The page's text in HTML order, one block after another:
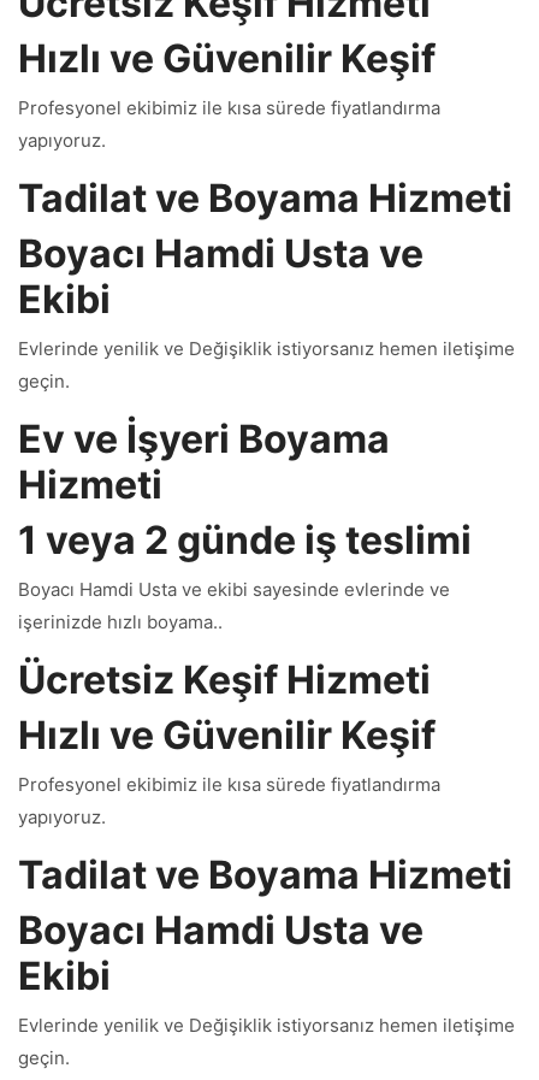
Hızlı ve Güvenilir Keşif
Profesyonel ekibimiz ile kısa sürede fiyatlandırma
yapıyoruz.
Tadilat ve Boyama Hizmeti
Boyacı Hamdi Usta ve
Ekibi
Evlerinde yenilik ve Değişiklik istiyorsanız hemen iletişime
geçin.
Ev ve İşyeri Boyama
Hizmeti
1 veya 2 günde iş teslimi
Boyacı Hamdi Usta ve ekibi sayesinde evlerinde ve
işerinizde hızlı boyama..
Ücretsiz Keşif Hizmeti
Hızlı ve Güvenilir Keşif
Profesyonel ekibimiz ile kısa sürede fiyatlandırma
yapıyoruz.
Tadilat ve Boyama Hizmeti
Boyacı Hamdi Usta ve
Ekibi
Evlerinde yenilik ve Değişiklik istiyorsanız hemen iletişime
geçin.